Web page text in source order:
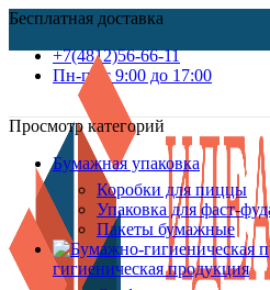
Бесплатная доставка
+7(4812)56-66-11
Пн-пт c 9:00 до 17:00
Просмотр категорий
Бумажная упаковка
Коробки для пиццы
Упаковка для фаст-
Пакеты бумажные
гигиеническая продукция